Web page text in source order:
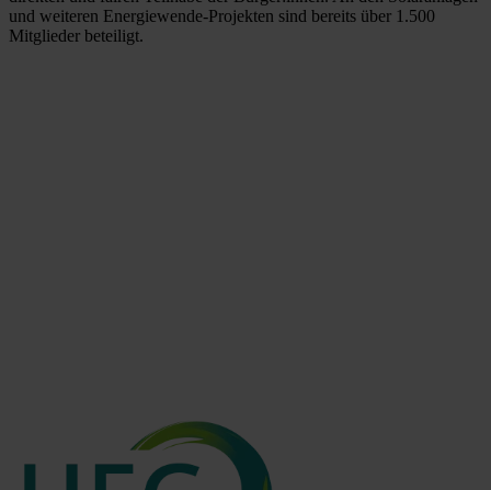
und weiteren Energiewende-Projekten sind bereits über 1.500
Mitglieder beteiligt.